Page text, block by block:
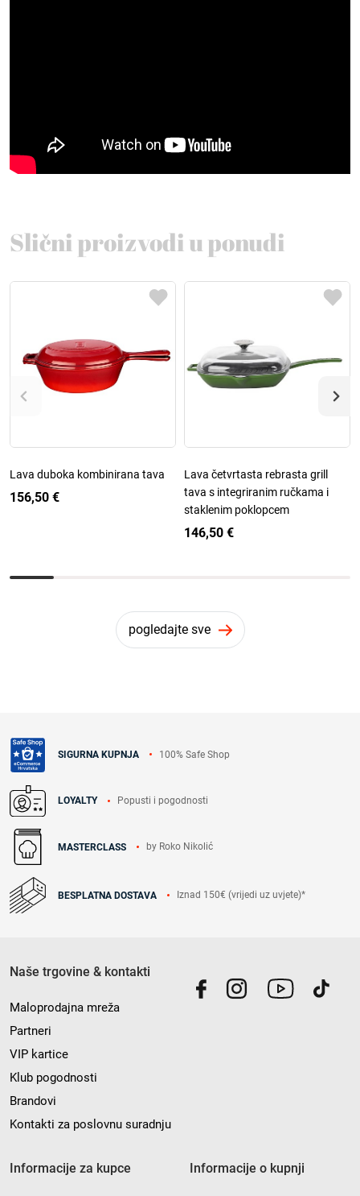
Slični proizvodi u ponudi
Lava duboka kombinirana tava
156,50 €
Lava četvrtasta rebrasta grill
tava s integriranim ručkama i
staklenim poklopcem
146,50 €
pogledajte sve
SIGURNA KUPNJA 100% Safe Shop
LOYALTY Popusti i pogodnosti
MASTERCLASS by Roko Nikolić
BESPLATNA DOSTAVA Iznad 150€ (vrijedi uz uvjete)*
Naše trgovine & kontakti
Maloprodajna mreža
Partneri
VIP kartice
Klub pogodnosti
Brandovi
Kontakti za poslovnu suradnju
Informacije za kupce Informacije o kupnji